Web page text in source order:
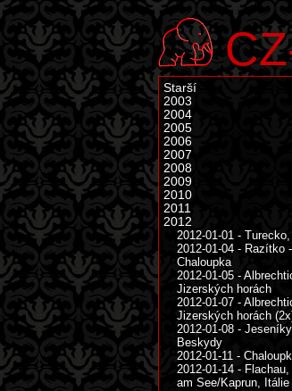
Starší
2003
2004
2005
2006
2007
2008
2009
2010
2011
2012
2012-01-01 -
2012-01-04 - Razítko -
Chaloupka
2012-01-05 -
Jizerských horách
2012-01-07 -
Jizerských horách
2012-01-08 -
Beskydy
2012-01-11 -
2012-01-14 - Flachau,
am See/Kaprun, Itálie